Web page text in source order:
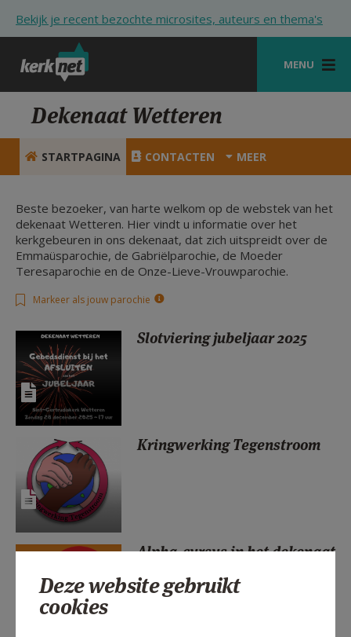
Bekijk je recent bezochte microsites, auteurs en thema's
MENU
STARTPAGINA
VIERINGEN
SHOP
ZOEKEN
HULP
STARTPAGINA PORTAAL
MIJN PAROCHIE
AANMELDEN OF REGISTREREN
Dekenaat Wetteren
STARTPAGINA CONTACTEN MEER
Beste bezoeker, van harte welkom op de webstek van het
dekenaat Wetteren. Hier vindt u informatie over het
kerkgebeuren in ons dekenaat, dat zich uitspreidt over de
Emmaüsparochie, de Gabriëlparochie, de Moeder
Teresaparochie en de Onze-Lieve-Vrouwparochie.
Markeer als jouw parochie
Slotviering jubeljaar 2025
Kringwerking Tegenstroom
Alpha-cursus in het dekenaat
Deze website gebruikt
cookies